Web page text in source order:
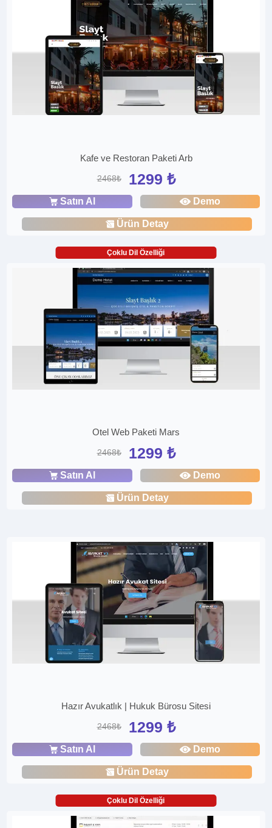
Kafe ve Restoran Paketi Arb
2468₺ 1299 ₺
Satın Al Demo
Ürün Detay
Çoklu Dil Özelliği
Otel Web Paketi Mars
2468₺ 1299 ₺
Satın Al Demo
Ürün Detay
Hazır Avukatlık | Hukuk Bürosu Sitesi
2468₺ 1299 ₺
Satın Al Demo
Ürün Detay
Çoklu Dil Özelliği